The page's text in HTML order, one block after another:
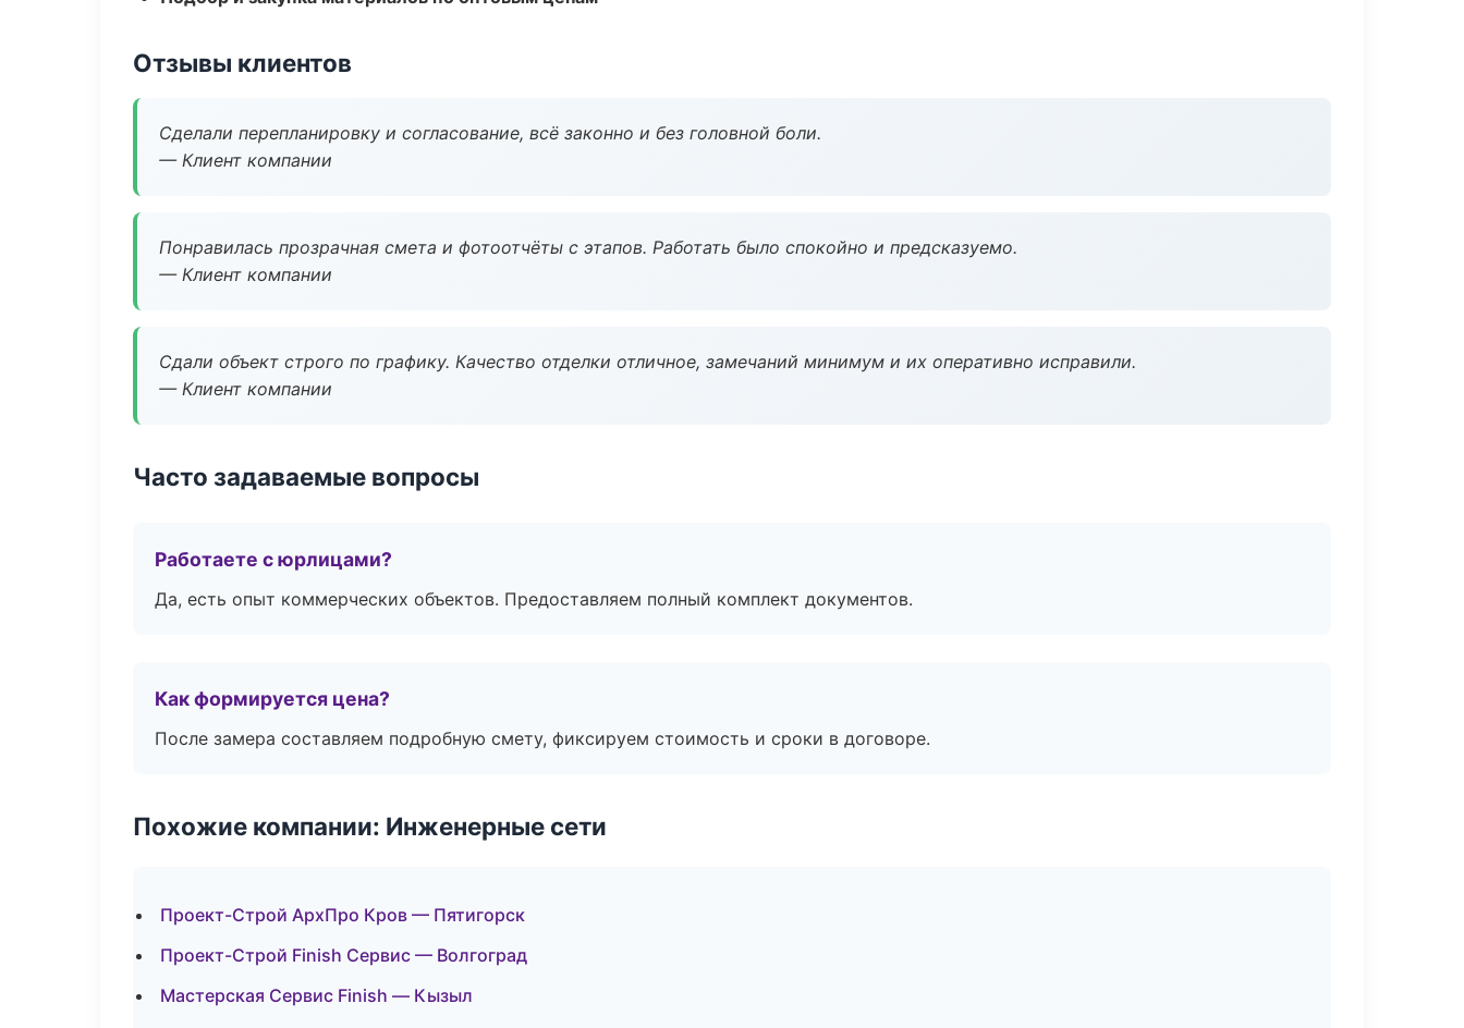
Отзывы клиентов
Сделали перепланировку и согласование, всё законно и без головной боли.
— Клиент компании
Понравилась прозрачная смета и фотоотчёты с этапов. Работать было спокойно и предсказуемо.
— Клиент компании
Сдали объект строго по графику. Качество отделки отличное, замечаний минимум и их оперативно исправили.
— Клиент компании
Часто задаваемые вопросы
Работаете с юрлицами?
Да, есть опыт коммерческих объектов. Предоставляем полный комплект документов.
Как формируется цена?
После замера составляем подробную смету, фиксируем стоимость и сроки в договоре.
Похожие компании: Инженерные сети
Проект-Строй АрхПро Кров — Пятигорск
Проект-Строй Finish Сервис — Волгоград
Мастерская Сервис Finish — Кызыл